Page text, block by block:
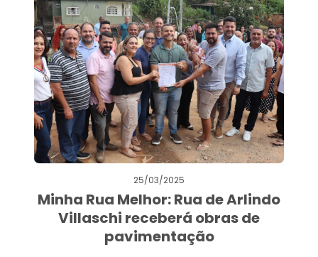
25/03/2025
Minha Rua Melhor: Rua de Arlindo
Villaschi receberá obras de
pavimentação